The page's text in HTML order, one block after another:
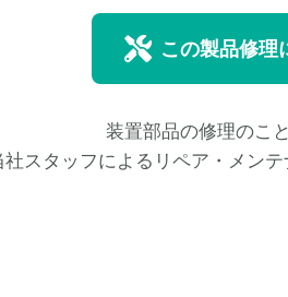
この製品修理
装置部品の修理のこ
社スタッフによるリペア・メン